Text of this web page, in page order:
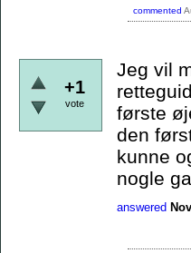
commented
+1
vote
Jeg vil
første
den
kunne
nogle
answered